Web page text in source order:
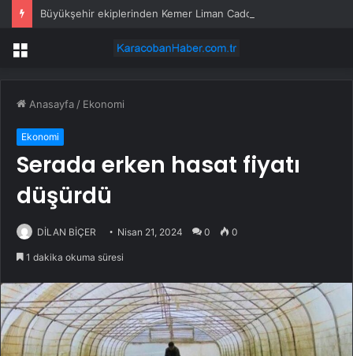
Büyükşehir ekiplerinden Kemer Liman Caddesi’nde çalışma
Menü
Anasayfa / Ekonomi
Ekonomi
Serada erken hasat fiyatı
düşürdü
DİLAN BİÇER Nisan 21, 2024 0 0
1 dakika okuma süresi